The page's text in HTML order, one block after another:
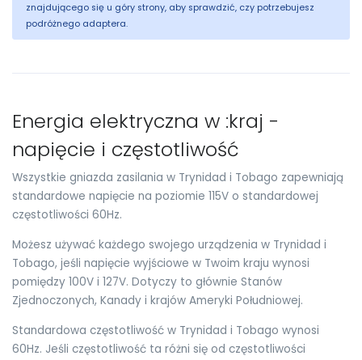
znajdującego się u góry strony, aby sprawdzić, czy potrzebujesz
podróżnego adaptera.
Energia elektryczna w :kraj -
napięcie i częstotliwość
Wszystkie gniazda zasilania w Trynidad i Tobago zapewniają
standardowe napięcie na poziomie 115V o standardowej
częstotliwości 60Hz.
Możesz używać każdego swojego urządzenia w Trynidad i
Tobago, jeśli napięcie wyjściowe w Twoim kraju wynosi
pomiędzy 100V i 127V. Dotyczy to głównie Stanów
Zjednoczonych, Kanady i krajów Ameryki Południowej.
Standardowa częstotliwość w Trynidad i Tobago wynosi
60Hz. Jeśli częstotliwość ta różni się od częstotliwości